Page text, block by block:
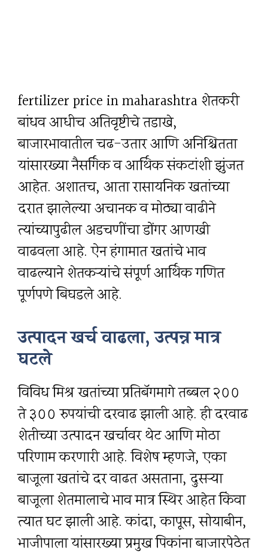
fertilizer price in maharashtra शेतकरी
बांधव आधीच अतिवृष्टीचे तडाखे,
बाजारभावातील चढ-उतार आणि अनिश्चितता
यांसारख्या नैसर्गिक व आर्थिक संकटांशी झुंजत
आहेत. अशातच, आता रासायनिक खतांच्या
दरात झालेल्या अचानक व मोठ्या वाढीने
त्यांच्यापुढील अडचणींचा डोंगर आणखी
वाढवला आहे. ऐन हंगामात खतांचे भाव
वाढल्याने शेतकऱ्यांचे संपूर्ण आर्थिक गणित
पूर्णपणे बिघडले आहे.
उत्पादन खर्च वाढला, उत्पन्न मात्र
घटले
विविध मिश्र खतांच्या प्रतिबॅगमागे तब्बल ₹२००
ते ₹३०० रुपयांची दरवाढ झाली आहे. ही दरवाढ
शेतीच्या उत्पादन खर्चावर थेट आणि मोठा
परिणाम करणारी आहे. विशेष म्हणजे, एका
बाजूला खतांचे दर वाढत असताना, दुसऱ्या
बाजूला शेतमालाचे भाव मात्र स्थिर आहेत किंवा
त्यात घट झाली आहे. कांदा, कापूस, सोयाबीन,
भाजीपाला यांसारख्या प्रमुख पिकांना बाजारपेठेत